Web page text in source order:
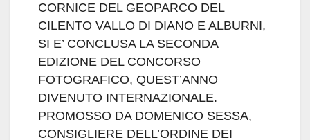
CORNICE DEL GEOPARCO DEL
CILENTO VALLO DI DIANO E ALBURNI,
SI E’ CONCLUSA LA SECONDA
EDIZIONE DEL CONCORSO
FOTOGRAFICO, QUEST’ANNO
DIVENUTO INTERNAZIONALE.
PROMOSSO DA DOMENICO SESSA,
CONSIGLIERE DELL’ORDINE DEI